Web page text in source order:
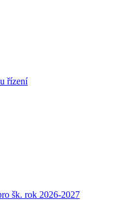
řízení
šk. rok 2026-2027